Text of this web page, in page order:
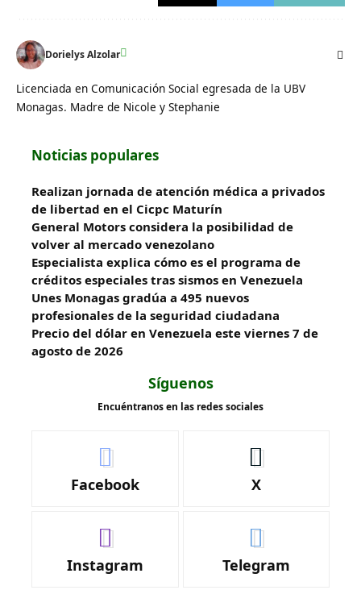
Dorielys Alzolar
Licenciada en Comunicación Social egresada de la UBV
Monagas. Madre de Nicole y Stephanie
Noticias populares
Realizan jornada de atención médica a privados
de libertad en el Cicpc Maturín
General Motors considera la posibilidad de
volver al mercado venezolano
Especialista explica cómo es el programa de
créditos especiales tras sismos en Venezuela
Unes Monagas gradúa a 495 nuevos
profesionales de la seguridad ciudadana
Precio del dólar en Venezuela este viernes 7 de
agosto de 2026
Síguenos
Encuéntranos en las redes sociales
Facebook X
Instagram Telegram